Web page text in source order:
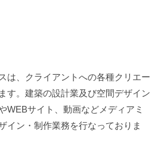
は、クライアントへの各種クリエー
す。建築の設計業及び空間デザイン
WEBサイト、動画などメディアミ
イン・制作業務を行なっておりま